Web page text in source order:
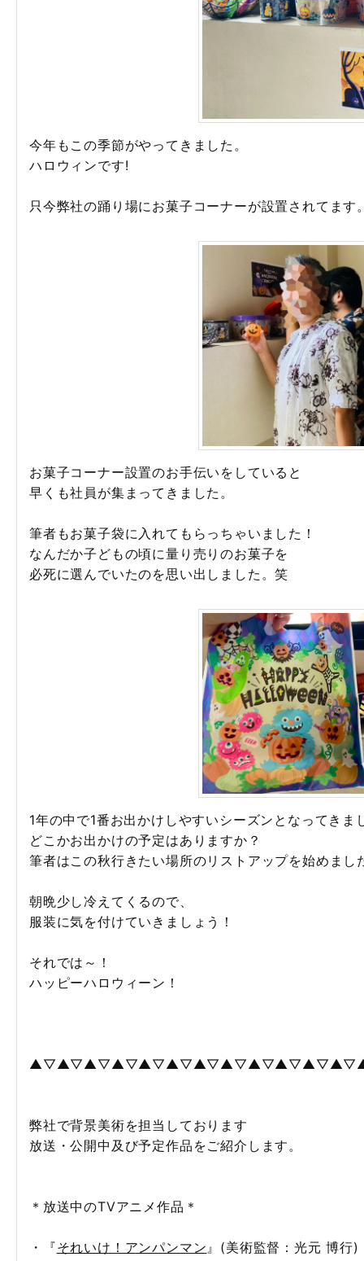
今年もこの季節がやってきました。
ハロウィンです!
只今弊社の踊り場にお菓子コーナーが設置されてます
お菓子コーナー設置のお手伝いをしていると
早くも社員が集まってきました。
筆者もお菓子袋に入れてもらっちゃいました！
なんだか子どもの頃に量り売りのお菓子を
必死に選んでいたのを思い出しました。笑
1年の中で1番お出かけしやすいシーズンとなってきま
どこかお出かけの予定はありますか？
筆者はこの秋行きたい場所のリストアップを始めまし
朝晩少し冷えてくるので、
服装に気を付けていきましょう！
それでは～！
ハッピーハロウィーン！
弊社で背景美術を担当しております
放送・公開中及び予定作品をご紹介します。
＊放送中のTVアニメ作品＊
・『それいけ！アンパンマン』(美術監督：光元 博行)